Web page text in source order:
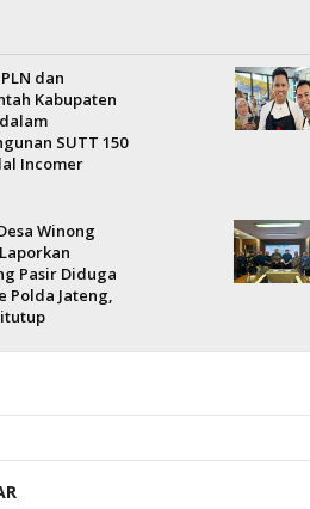
dan
Kabupaten
SUTT 150
Incomer
Winong
Pasir Diduga
Polda Jateng,